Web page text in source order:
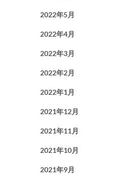
2022年5月
2022年4月
2022年3月
2022年2月
2022年1月
2021年12月
2021年11月
2021年10月
2021年9月